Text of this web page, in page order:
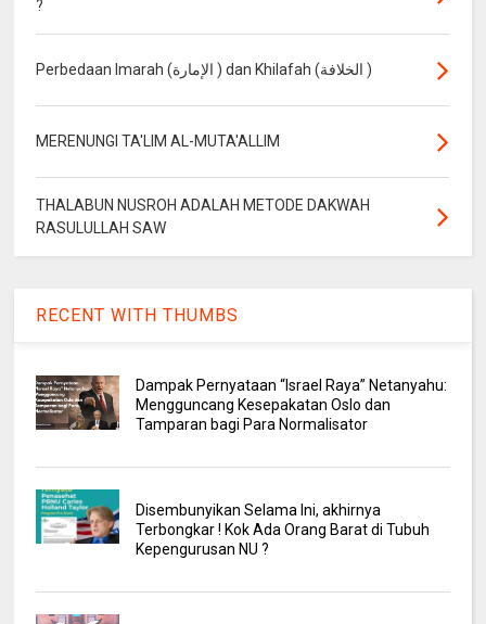
?
Perbedaan Imarah (الإمارة ) dan Khilafah (الخلافة )
MERENUNGI TA'LIM AL-MUTA'ALLIM
THALABUN NUSROH ADALAH METODE DAKWAH
RASULULLAH SAW
RECENT WITH THUMBS
Dampak Pernyataan “Israel Raya” Netanyahu:
Mengguncang Kesepakatan Oslo dan
Tamparan bagi Para Normalisator
Disembunyikan Selama Ini, akhirnya
Terbongkar ! Kok Ada Orang Barat di Tubuh
Kepengurusan NU ?